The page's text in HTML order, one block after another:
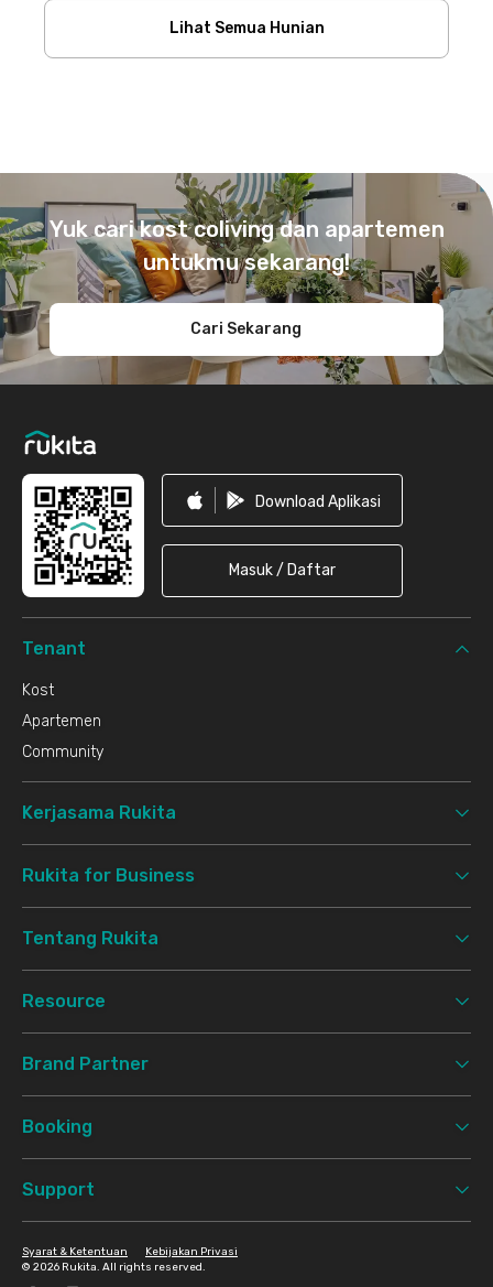
Lihat Semua Hunian
Yuk cari kost coliving dan apartemen
untukmu sekarang!
Cari Sekarang
Download Aplikasi
Masuk / Daftar
Tenant
Kost
Apartemen
Community
Kerjasama Rukita
Rukita for Business
Tentang Rukita
Resource
Brand Partner
Booking
Support
© 2026 Rukita. All rights reserved.
Syarat & Ketentuan Kebijakan Privasi